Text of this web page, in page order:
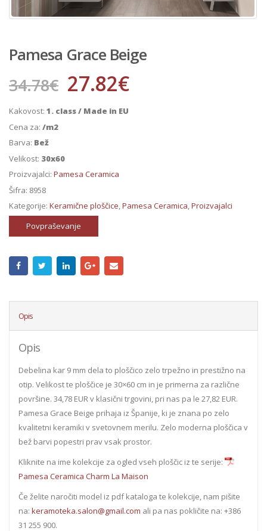
Pamesa Grace Beige
34.78€ 27.82€
Kakovost: 1. class / Made in EU
Cena za: /m2
Barva: Bež
Velikost: 30x60
Proizvajalci: Pamesa Ceramica
Šifra: 8958
Kategorije: Keramične ploščice,Pamesa Ceramica,Proizvajalci
Povpraševanje
Opis
Opis
Debelina kar 9 mm dela to ploščico zelo trpežno in prestižno na
otip. Velikost te ploščice je 30×60 cm in je primerna za različne
površine. 34,78 EUR v klasični trgovini, pri nas pa le 27,82 EUR.
Pamesa Grace Beige prihaja iz Španije, ki je znana po zelo
kvalitetni keramiki v svetovnem merilu. Zelo moderna ploščica v
bež barvi popestri prav vsak prostor.
Kliknite na ime kolekcije za ogled vseh ploščic iz te serije:
Pamesa Ceramica Charm La Maison
Če želite naročiti model iz pdf kataloga te kolekcije, nam pišite
na: keramoteka.salon@gmail.com ali pa nas pokličite na: +386
31 255 900.